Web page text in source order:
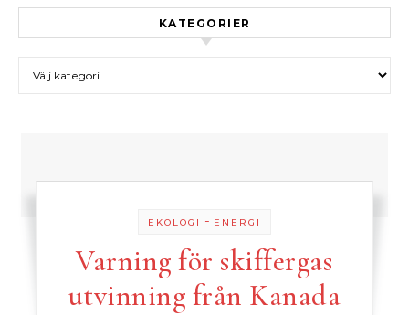
KATEGORIER
EKOLOGI - ENERGI
Varning för skiffergas
utvinning från Kanada